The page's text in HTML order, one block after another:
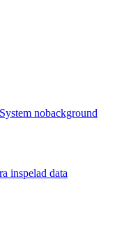
inspelad data